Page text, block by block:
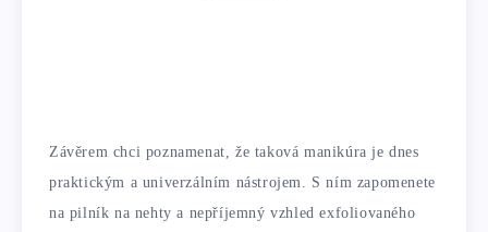
Závěrem chci poznamenat, že taková manikúra je dnes
praktickým a univerzálním nástrojem. S ním zapomenete
na pilník na nehty a nepříjemný vzhled exfoliovaného